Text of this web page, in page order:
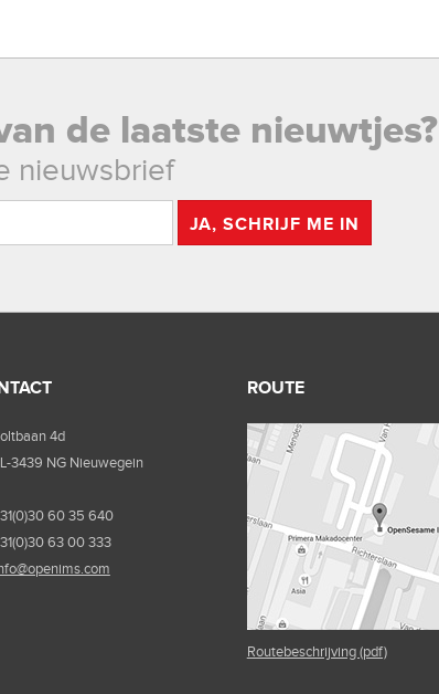
de laatste nieuwtjes?
nieuwsbrief
JA, SCHRIJF ME IN
4d
3439 NG Nieuwegein
60 35 640
63 00 333
ROUTE
Routebeschrijving (pdf)